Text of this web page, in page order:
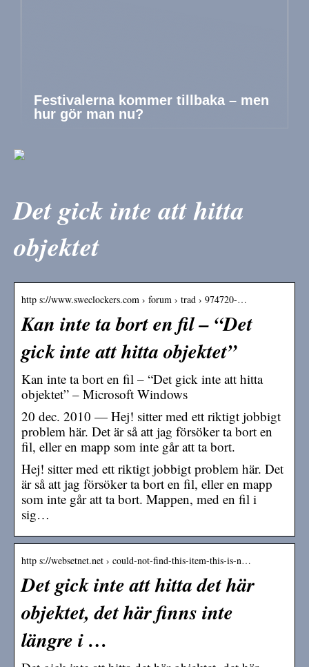
Festivalerna kommer tillbaka – men
hur gör man nu?
Det gick inte att hitta
objektet
http s://www.sweclockers.com › forum › trad › 974720-…
Kan inte ta bort en fil – “Det
gick inte att hitta objektet”
Kan inte ta bort en fil – “Det gick inte att hitta
objektet” – Microsoft Windows
20 dec. 2010 — Hej! sitter med ett riktigt jobbigt
problem här. Det är så att jag försöker ta bort en
fil, eller en mapp som inte går att ta bort.
Hej! sitter med ett riktigt jobbigt problem här. Det
är så att jag försöker ta bort en fil, eller en mapp
som inte går att ta bort. Mappen, med en fil i
sig…
http s://websetnet.net › could-not-find-this-item-this-is-n…
Det gick inte att hitta det här
objektet, det här finns inte
längre i …